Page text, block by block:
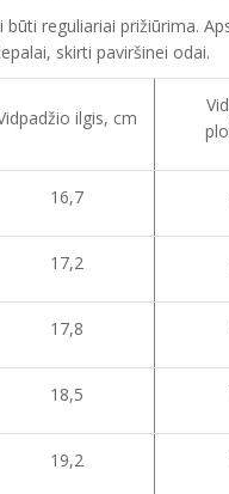
būti reguliariai prižiūrima.
skirti paviršinei odai.
ilgis, cm
16,7
17,2
17,8
18,5
19,2